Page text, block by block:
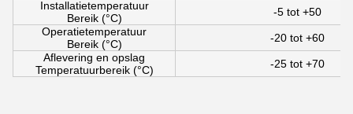
Installatietemperatuur
Bereik (°C)
-5 tot +50
Operatietemperatuur
Bereik (°C)
-20 tot +60
Aflevering en opslag
Temperatuurbereik (°C)
-25 tot +70